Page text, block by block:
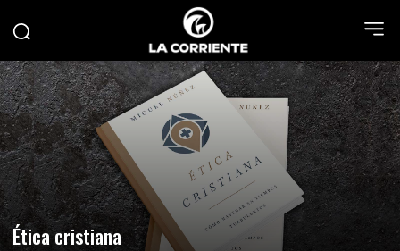
Ética cristiana